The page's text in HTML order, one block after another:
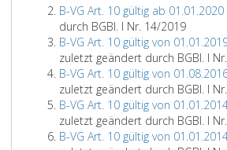
B-VG Art. 10 gültig ab 01.01.2020
durch BGBl. I Nr. 14/2019
B-VG Art. 10 gültig von
zuletzt geändert durch BGBl. I
B-VG Art. 10 gültig von
zuletzt geändert durch BGBl. I
B-VG Art. 10 gültig von
zuletzt geändert durch BGBl. I
B-VG Art. 10 gültig von